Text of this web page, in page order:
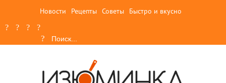
Новости Рецепты Советы Быстро и вкусно